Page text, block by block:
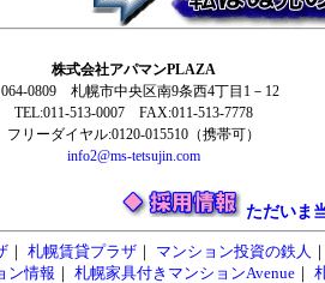
株式会社アパマンPLAZA
0809 札幌市中央区南9条西4丁目1－12
TEL:011-513-0007 FAX:011-513-7778
フリーダイヤル:0120-015510（携帯可）
info2@ms-tetsujin.com
ただいま
｜ 札幌賃貸プラザ｜ マンション投資の鉄人
ン情報 ｜ 札幌家具付きマンションAvenue ｜